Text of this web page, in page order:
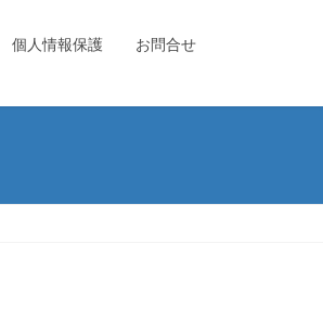
個人情報保護 お問合せ